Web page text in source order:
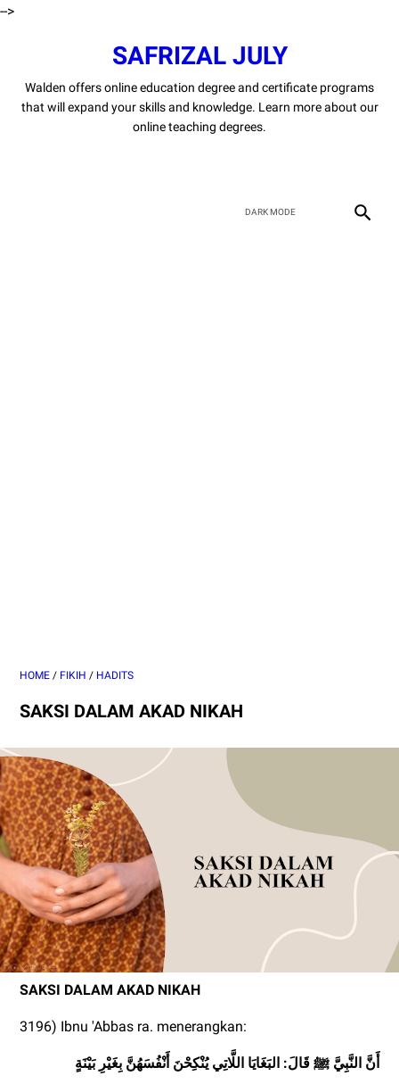
-->
SAFRIZAL JULY
Walden offers online education degree and certificate programs
that will expand your skills and knowledge. Learn more about our
online teaching degrees.
HOME / FIKIH / HADITS
SAKSI DALAM AKAD NIKAH
SAKSI DALAM AKAD NIKAH
3196) Ibnu 'Abbas ra. menerangkan:
أَنَّ النَّبِيَّ ﷺ قَالَ: البَغَايَا اللَّاتِي يُنْكِحْنَ أَنْفُسَهُنَّ بِغَيْرِ بَيْنَةٍ